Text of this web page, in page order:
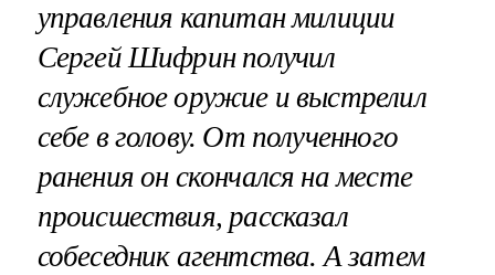
управления капитан милиции
Сергей Шифрин получил
служебное оружие и выстрелил
себе в голову. От полученного
ранения он скончался на месте
происшествия, рассказал
собеседник агентства. А затем